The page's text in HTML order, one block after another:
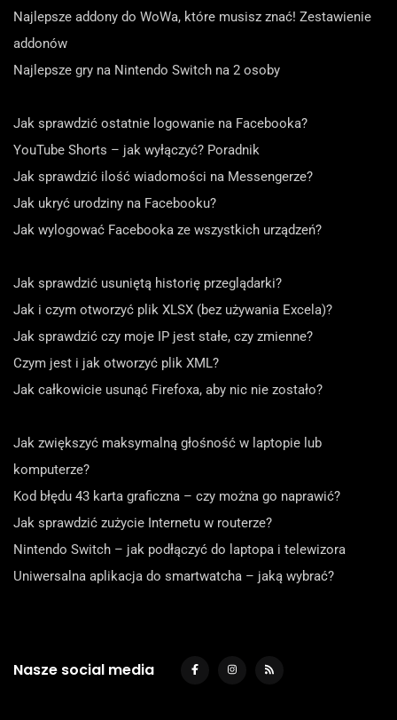
Najlepsze addony do WoWa, które musisz znać! Zestawienie
addonów
Najlepsze gry na Nintendo Switch na 2 osoby
Jak sprawdzić ostatnie logowanie na Facebooka?
YouTube Shorts – jak wyłączyć? Poradnik
Jak sprawdzić ilość wiadomości na Messengerze?
Jak ukryć urodziny na Facebooku?
Jak wylogować Facebooka ze wszystkich urządzeń?
Jak sprawdzić usuniętą historię przeglądarki?
Jak i czym otworzyć plik XLSX (bez używania Excela)?
Jak sprawdzić czy moje IP jest stałe, czy zmienne?
Czym jest i jak otworzyć plik XML?
Jak całkowicie usunąć Firefoxa, aby nic nie zostało?
Jak zwiększyć maksymalną głośność w laptopie lub
komputerze?
Kod błędu 43 karta graficzna – czy można go naprawić?
Jak sprawdzić zużycie Internetu w routerze?
Nintendo Switch – jak podłączyć do laptopa i telewizora
Uniwersalna aplikacja do smartwatcha – jaką wybrać?
Nasze social media